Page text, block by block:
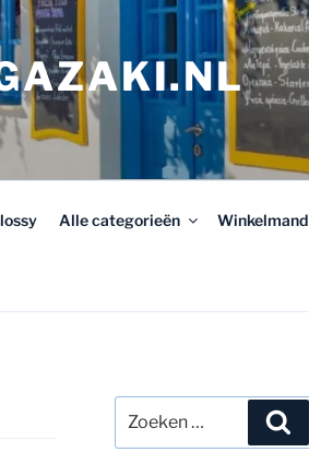
Alle categorieën Winkelmand
naar: